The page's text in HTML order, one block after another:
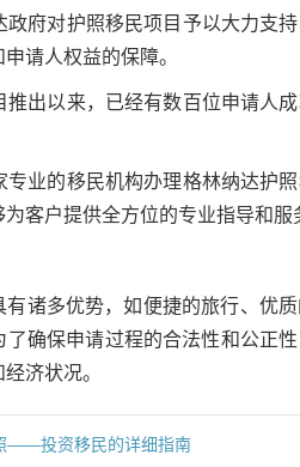
政府对护照移民项目予以大力支
请人权益的保障。
推出以来，已经有数百位申请人
专业的移民机构办理格林纳达护
客户提供全方位的专业指导和服
有诸多优势，如便捷的旅行、优
确保申请过程的合法性和公正
济状况。
——投资移民的详细指南